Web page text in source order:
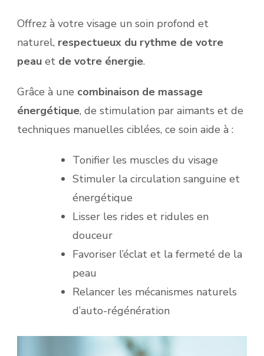
Offrez à votre visage un soin profond et
naturel, respectueux du rythme de votre
peau et de votre énergie.
Grâce à une combinaison de massage
énergétique, de stimulation par aimants et de
techniques manuelles ciblées, ce soin aide à :
Tonifier les muscles du visage
Stimuler la circulation sanguine et
énergétique
Lisser les rides et ridules en
douceur
Favoriser l’éclat et la fermeté de la
peau
Relancer les mécanismes naturels
d’auto-régénération